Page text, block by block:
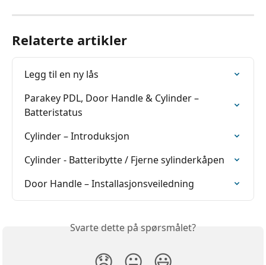
Relaterte artikler
Legg til en ny lås
Parakey PDL, Door Handle & Cylinder –
Batteristatus
Cylinder – Introduksjon
Cylinder - Batteribytte / Fjerne sylinderkåpen
Door Handle – Installasjonsveiledning
Svarte dette på spørsmålet?